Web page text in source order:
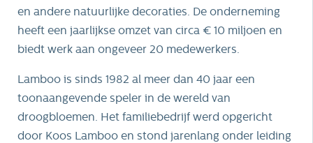
en andere natuurlijke decoraties. De onderneming
heeft een jaarlijkse omzet van circa € 10 miljoen en
biedt werk aan ongeveer 20 medewerkers.
Lamboo is sinds 1982 al meer dan 40 jaar een
toonaangevende speler in de wereld van
droogbloemen. Het familiebedrijf werd opgericht
door Koos Lamboo en stond jarenlang onder leiding